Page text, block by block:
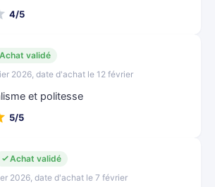
4/5
Achat validé
2026, date d'achat le 12 février
et politesse
5/5
Achat validé
2026, date d'achat le 7 février